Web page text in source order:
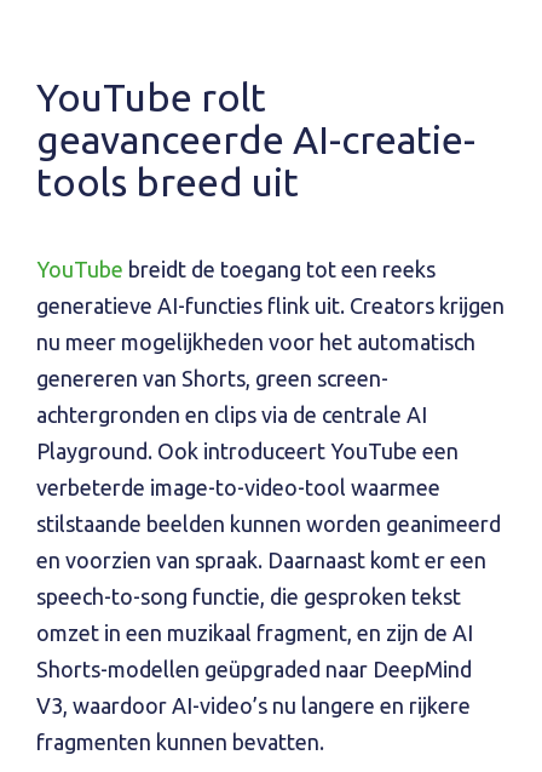
YouTube rolt
geavanceerde AI-creatie­
tools breed uit
YouTube breidt de toegang tot een reeks
generatieve AI-functies flink uit. Creators krijgen
nu meer mogelijkheden voor het automatisch
genereren van Shorts, green screen-
achtergronden en clips via de centrale AI
Playground. Ook introduceert YouTube een
verbeterde image-to-video-tool waarmee
stilstaande beelden kunnen worden geanimeerd
en voorzien van spraak. Daarnaast komt er een
speech-to-song functie, die gesproken tekst
omzet in een muzikaal fragment, en zijn de AI
Shorts-modellen geüpgraded naar DeepMind
V3, waardoor AI-video’s nu langere en rijkere
fragmenten kunnen bevatten.